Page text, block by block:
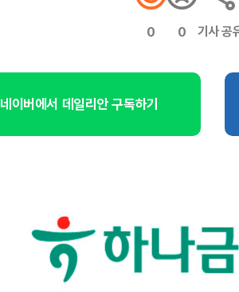
0 0 기사 공
네이버에서 데일리안 구독하기